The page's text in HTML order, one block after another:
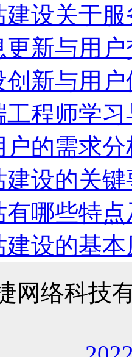
建设关于
更新与用
创新与用
工程师学
户的需求
建设的关
有哪些特
建设的基本
网络科